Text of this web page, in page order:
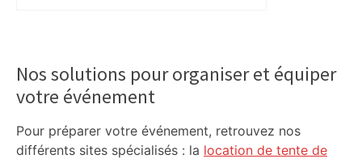
Sidebar
Nos solutions pour organiser et équiper
votre événement
Pour préparer votre événement, retrouvez nos
différents sites spécialisés : la location de tente de